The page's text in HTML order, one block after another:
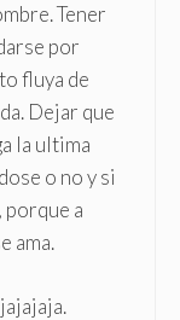
Tener
por
fluya de
Dejar que
la ultima
o no y si
porque a
ama.